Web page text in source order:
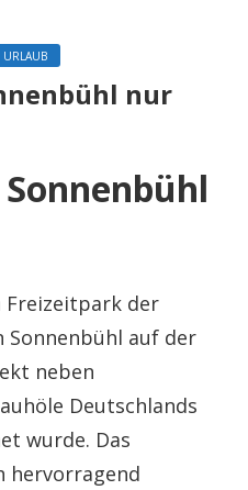
URLAUB
nur
Freizeitpark der
Sonnenbühl auf der
neben
Deutschlands
wurde. Das
hervorragend